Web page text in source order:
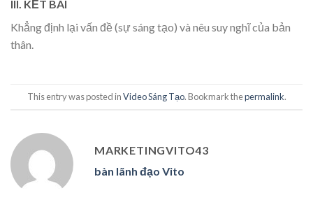
III. KẾT BÀI
Khẳng định lại vấn đề (sự sáng tạo) và nêu suy nghĩ của bản
thân.
This entry was posted inVideo Sáng Tạo. Bookmark thepermalink.
MARKETINGVITO43
bàn lãnh đạo Vito